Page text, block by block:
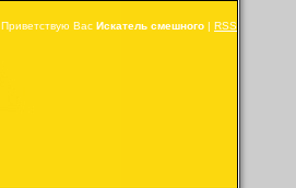
Приветствую Вас Искатель смешного | RSS